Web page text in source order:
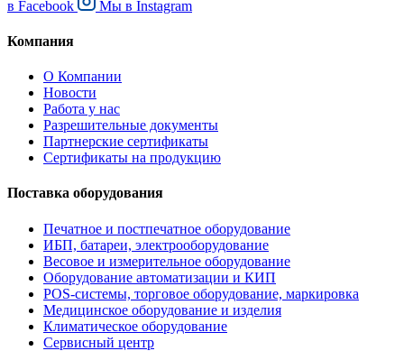
в Facebook Мы в Instagram
Компания
О Компании
Новости
Работа у нас
Разрешительные документы
Партнерские сертификаты
Сертификаты на продукцию
Поставка оборудования
Печатное и постпечатное оборудование
ИБП, батареи, электрооборудование
Весовое и измерительное оборудование
Оборудование автоматизации и КИП
POS-системы, торговое оборудование, маркировка
Медицинское оборудование и изделия
Климатическое оборудование
Сервисный центр